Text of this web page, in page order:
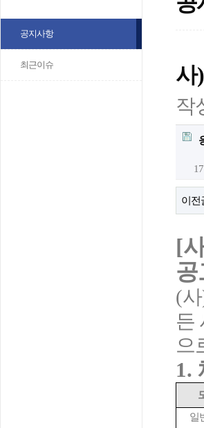
공지사항
최근이슈 사
작
이전
[
공
(사
든
으
1.
일